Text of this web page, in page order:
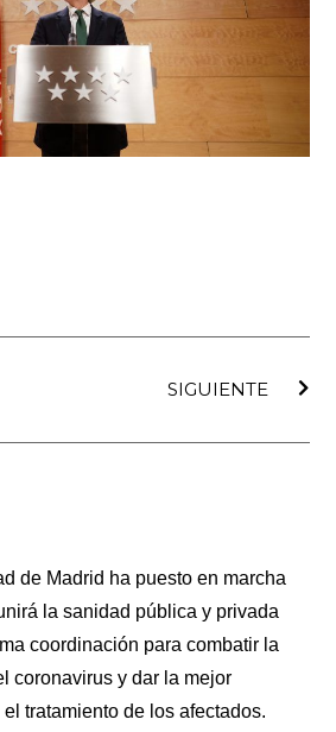
SIGUIENTE
de Madrid ha puesto en marcha
la sanidad pública y privada
coordinación para combatir la
coronavirus y dar la mejor
tratamiento de los afectados.